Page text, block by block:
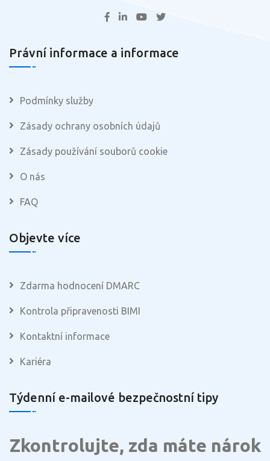
Právní informace a informace
Podmínky služby
Zásady ochrany osobních údajů
Zásady používání souborů cookie
O nás
FAQ
Objevte více
Zdarma hodnocení DMARC
Kontrola připravenosti BIMI
Kontaktní informace
Kariéra
Týdenní e-mailové bezpečnostní tipy
Zkontrolujte, zda máte nárok